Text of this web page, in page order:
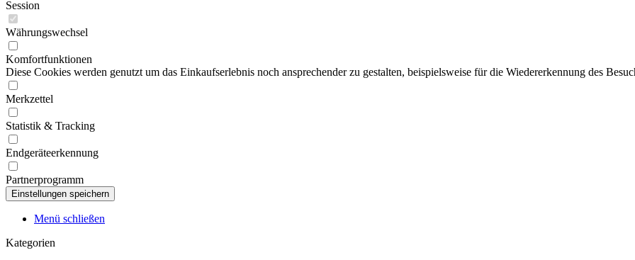
Session
Währungswechsel
Komfortfunktionen
Diese Cookies werden genutzt um das Einkaufserlebnis noch ansprechender zu gestalten, beispielsweise für die Wiedererkennung des
Merkzettel
Statistik & Tracking
Endgeräteerkennung
Partnerprogramm
Menü schließen
Kategorien